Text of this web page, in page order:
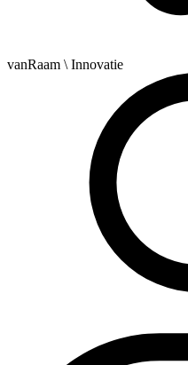
vanRaam \ Innovatie